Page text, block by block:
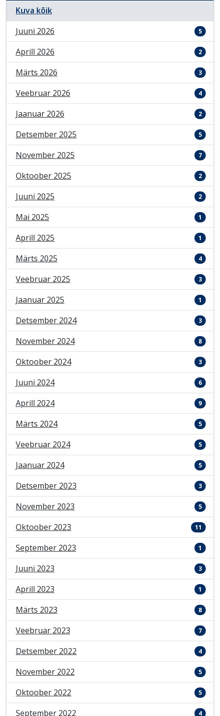
Kuva kõik
Juuni 2026
5
Aprill 2026 2
Märts 2026 3
Veebruar 2026 4
Jaanuar 2026 2
Detsember 2025 5
November 2025 7
Oktoober 2025 2
Juuni 2025 2
Mai 2025 1
Aprill 2025 1
Märts 2025 4
Veebruar 2025 3
Jaanuar 2025 1
Detsember 2024 3
November 2024 8
Oktoober 2024 3
Juuni 2024 6
Aprill 2024 9
Märts 2024 5
Veebruar 2024 5
Jaanuar 2024 5
Detsember 2023 3
November 2023 5
Oktoober 2023 11
September 2023 1
Juuni 2023 3
Aprill 2023 1
Märts 2023 8
Veebruar 2023 7
Detsember 2022 4
November 2022 5
Oktoober 2022 5
September 2022 4